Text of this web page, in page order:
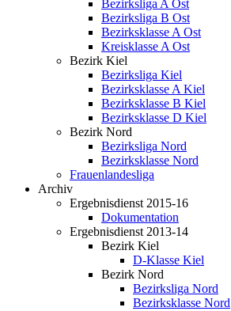
Bezirksliga A Ost
Bezirksliga B Ost
Bezirksklasse A Ost
Kreisklasse A Ost
Bezirk Kiel
Bezirksliga Kiel
Bezirksklasse A Kiel
Bezirksklasse B Kiel
Bezirksklasse D Kiel
Bezirk Nord
Bezirksliga Nord
Bezirksklasse Nord
Frauenlandesliga
Archiv
Ergebnisdienst 2015-16
Dokumentation
Ergebnisdienst 2013-14
Bezirk Kiel
D-Klasse Kiel
Bezirk Nord
Bezirksliga Nord
Bezirksklasse Nord